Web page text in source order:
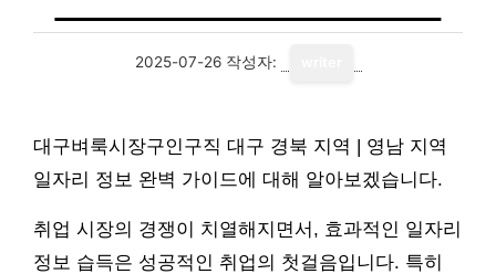
2025-07-26 작성자:
대구벼룩시장구인구직 대구 경북 지역 | 영남 지역
일자리 정보 완벽 가이드에 대해 알아보겠습니다.
취업 시장의 경쟁이 치열해지면서, 효과적인 일자리
정보 습득은 성공적인 취업의 첫걸음입니다. 특히